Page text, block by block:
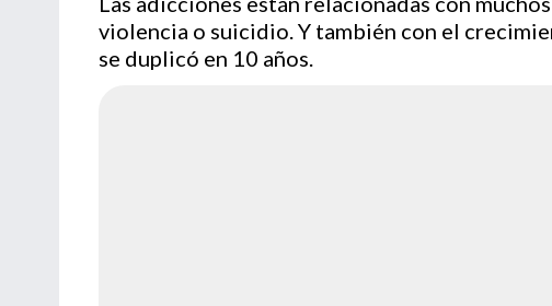
violencia o suicidio. Y también con el
se duplicó en 10 años.